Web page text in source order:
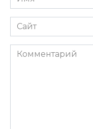
*
Сайт
Комментарий